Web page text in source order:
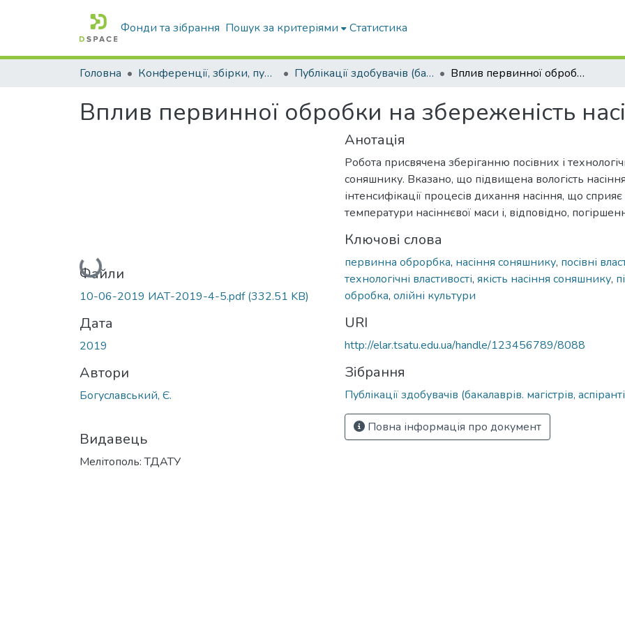
Фонди та зібрання Пошук за критеріями Статистика
Головна Конференції, збірки, публікації молодих вчених і здобувачів : магістрів, бакалаврів, аспірантів. Публікації здобувачів (бакалаврів. магістрів, аспірантів) Вплив первинної обробки на збереженість насіння соняшнику
Вплив первинної обробки на збереженість
Вантажиться...
Файли
10-06-2019 ИАТ-2019-4-5.pdf(332.51 KB)
Дата
2019
Автори
Богуславський, Є.
Видавець
Мелітополь: ТДАТУ
Анотація
Робота присвячена зберіганню посівних і
соняшнику. Вказано, що підвищена вологість
інтенсифікації процесів дихання насіння, що
температури насіннєвої маси і, відповідно,
Ключові слова
первинна оброрбка, насіння соняшнику, посівні
технологічні властивості, якість насіння соняшнику,
обробка, олійні культури
URI
http://elar.tsatu.edu.ua/handle/123456789/8088
Зібрання
Публікації здобувачів (бакалаврів. магістрів,
Повна інформація про документ